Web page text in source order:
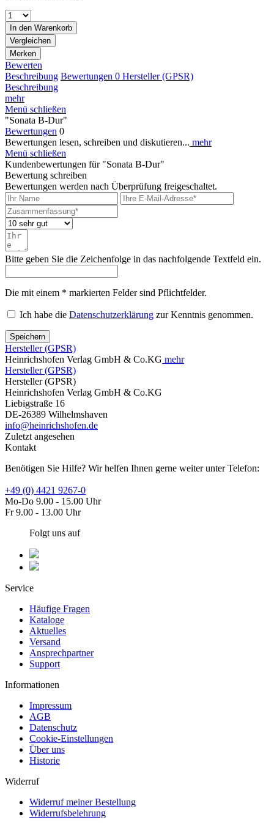
In den Warenkorb
Vergleichen
Merken
Bewerten
Beschreibung Bewertungen 0 Hersteller (GPSR)
Beschreibung
mehr
Menü schließen
"Sonata B-Dur"
Bewertungen 0
Bewertungen lesen, schreiben und diskutieren... mehr
Menü schließen
Kundenbewertungen für "Sonata B-Dur"
Bewertung schreiben
Bewertungen werden nach Überprüfung freigeschaltet.
Bitte geben Sie die Zeichenfolge in das nachfolgende Textfeld ein.
Die mit einem * markierten Felder sind Pflichtfelder.
Ich habe die Datenschutzerklärung zur Kenntnis genommen.
Speichern
Hersteller (GPSR)
Heinrichshofen Verlag GmbH & Co.KG mehr
Hersteller (GPSR)
Hersteller (GPSR)
Heinrichshofen Verlag GmbH & Co.KG
Liebigstraße 16
DE-26389 Wilhelmshaven
info@heinrichshofen.de
Zuletzt angesehen
Kontakt
Benötigen Sie Hilfe? Wir helfen Ihnen gerne weiter unter Telefon:
+49 (0) 4421 9267-0
Mo-Do 9.00 - 15.00 Uhr
Fr 9.00 - 13.00 Uhr
Folgt uns auf
Service
Häufige Fragen
Kataloge
Aktuelles
Versand
Ansprechpartner
Support
Informationen
Impressum
AGB
Datenschutz
Cookie-Einstellungen
Über uns
Historie
Widerruf
Widerruf meiner Bestellung
Widerrufsbelehrung